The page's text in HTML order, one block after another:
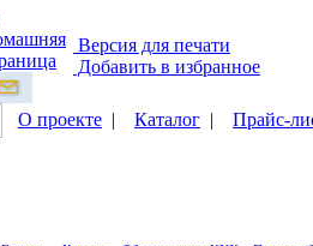
Версия для печати
Добавить в избранное
О проекте | Каталог | Прайс-